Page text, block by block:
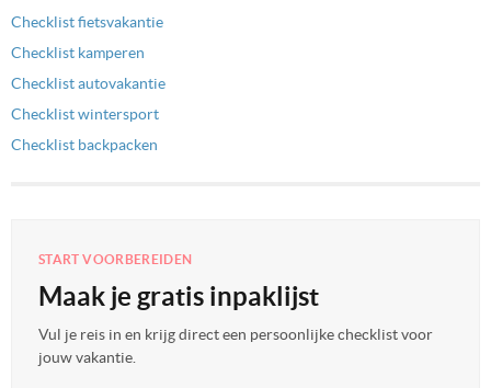
Checklist fietsvakantie
Checklist kamperen
Checklist autovakantie
Checklist wintersport
Checklist backpacken
START VOORBEREIDEN
Maak je gratis inpaklijst
Vul je reis in en krijg direct een persoonlijke checklist voor
jouw vakantie.